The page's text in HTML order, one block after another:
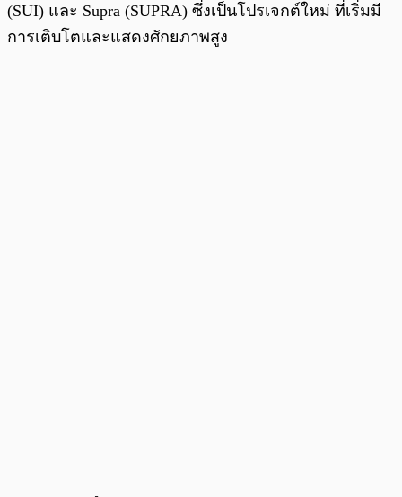
(SUI) และ Supra (SUPRA) ซึ่งเป็นโปรเจกต์ใหม่ ที่เริ่มมี
การเติบโตและแสดงศักยภาพสูง